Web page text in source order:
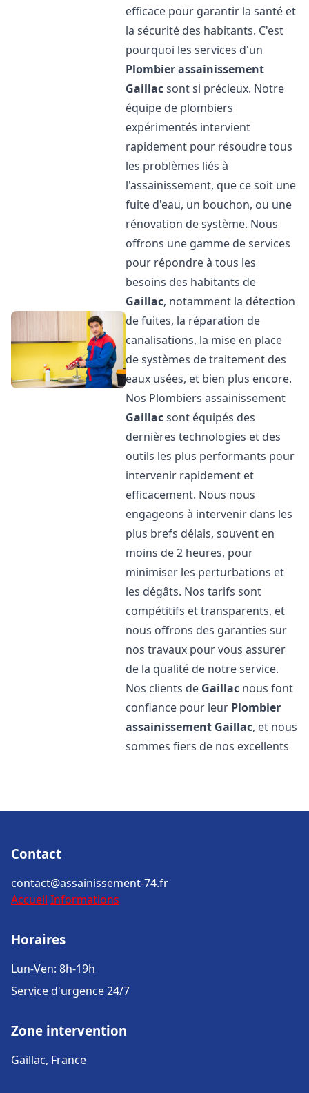
efficace pour garantir la santé et
la sécurité des habitants. C'est
pourquoi les services d'un
Plombier assainissement
Gaillacsont si précieux. Notre
équipe de plombiers
expérimentés intervient
rapidement pour résoudre tous
les problèmes liés à
l'assainissement, que ce soit une
fuite d'eau, un bouchon, ou une
rénovation de système. Nous
offrons une gamme de services
pour répondre à tous les
besoins des habitants de
Gaillac, notamment la détection
de fuites, la réparation de
canalisations, la mise en place
de systèmes de traitement des
eaux usées, et bien plus encore.
Nos Plombiers assainissement
Gaillacsont équipés des
dernières technologies et des
outils les plus performants pour
intervenir rapidement et
efficacement. Nous nous
engageons à intervenir dans les
plus brefs délais, souvent en
moins de 2 heures, pour
minimiser les perturbations et
les dégâts. Nos tarifs sont
compétitifs et transparents, et
nous offrons des garanties sur
nos travaux pour vous assurer
de la qualité de notre service.
Nos clients de Gaillac nous font
confiance pour leur Plombier
assainissement Gaillac, et nous
sommes fiers de nos excellents
Contact
contact@assainissement-74.fr
Accueil Informations
Horaires
Lun-Ven: 8h-19h
Service d'urgence 24/7
Zone intervention
Gaillac, France